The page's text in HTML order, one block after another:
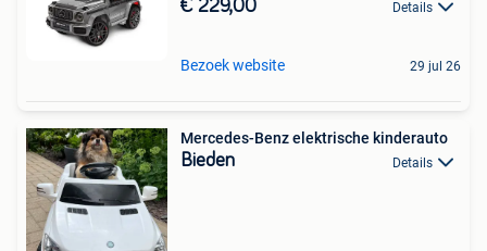
€ 229,00 Details
Bezoek website 29 jul 26
Mercedes-Benz elektrische kinderauto
Bieden Details